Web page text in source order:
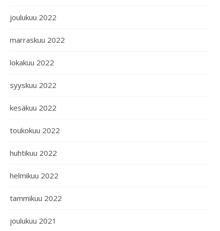
joulukuu 2022
marraskuu 2022
lokakuu 2022
syyskuu 2022
kesäkuu 2022
toukokuu 2022
huhtikuu 2022
helmikuu 2022
tammikuu 2022
joulukuu 2021